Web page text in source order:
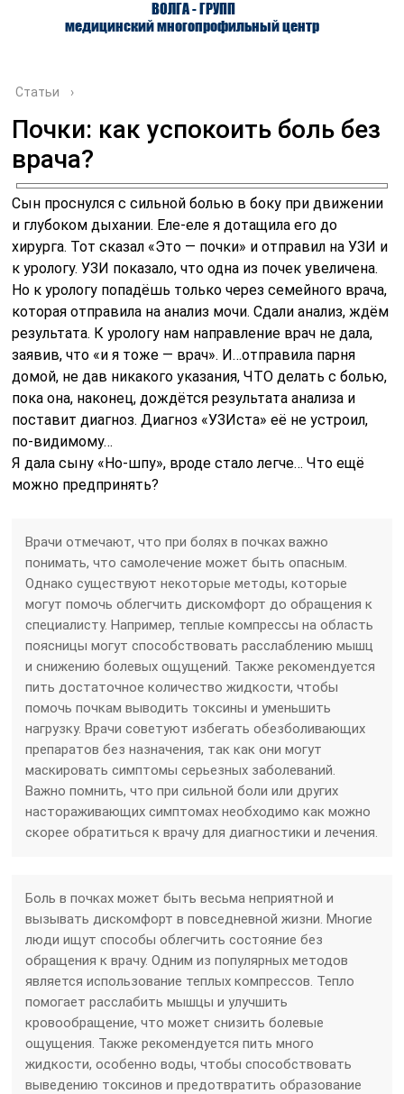
ВОЛГА - ГРУПП
медицинский многопрофильный центр
О ЦЕНТРЕ
Статьи ›
Почки: как успокоить боль без
врача?
Сын проснулся с сильной болью в боку при движении
и глубоком дыхании. Еле-еле я дотащила его до
хирурга. Тот сказал «Это — почки» и отправил на УЗИ и
к урологу. УЗИ показало, что одна из почек увеличена.
Но к урологу попадёшь только через семейного врача,
которая отправила на анализ мочи. Сдали анализ, ждём
результата. К урологу нам направление врач не дала,
заявив, что «и я тоже — врач». И…отправила парня
домой, не дав никакого указания, ЧТО делать с болью,
пока она, наконец, дождётся результата анализа и
поставит диагноз. Диагноз «УЗИста» её не устроил,
по-видимому…
Я дала сыну «Но-шпу», вроде стало легче… Что ещё
можно предпринять?
Врачи отмечают, что при болях в почках важно
понимать, что самолечение может быть опасным.
Однако существуют некоторые методы, которые
могут помочь облегчить дискомфорт до обращения к
специалисту. Например, теплые компрессы на область
поясницы могут способствовать расслаблению мышц
и снижению болевых ощущений. Также рекомендуется
пить достаточное количество жидкости, чтобы
помочь почкам выводить токсины и уменьшить
нагрузку. Врачи советуют избегать обезболивающих
препаратов без назначения, так как они могут
маскировать симптомы серьезных заболеваний.
Важно помнить, что при сильной боли или других
настораживающих симптомах необходимо как можно
скорее обратиться к врачу для диагностики и лечения.
Боль в почках может быть весьма неприятной и
вызывать дискомфорт в повседневной жизни. Многие
люди ищут способы облегчить состояние без
обращения к врачу. Одним из популярных методов
является использование теплых компрессов. Тепло
помогает расслабить мышцы и улучшить
кровообращение, что может снизить болевые
ощущения. Также рекомендуется пить много
жидкости, особенно воды, чтобы способствовать
выведению токсинов и предотвратить образование